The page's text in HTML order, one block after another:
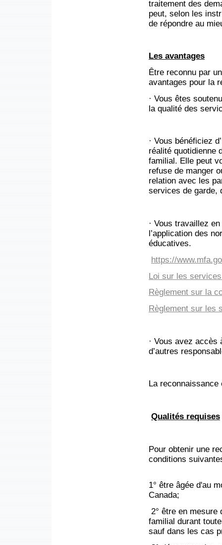
traitement des
peut, selon les
de répondre au
Les avantages
Être reconnu par
avantages pour la
· Vous êtes
la qualité des
· Vous bénéficiez
réalité quotidienne
familial. Elle peut
refuse de manger
relation avec les
services de garde,
· Vous travaillez
l’application des
éducatives.
https://
Loi sur les
Règlement sur la
Règlement sur les
· Vous avez accès
d’autres
La
Qualités requises
Pour obtenir une
conditions
1° être âgée d'au
Canada;
2° être en mesure
familial durant
sauf dans les cas